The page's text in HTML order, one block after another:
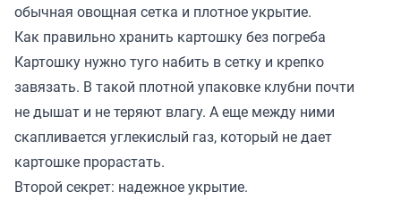
обычная овощная сетка и плотное укрытие.
Как правильно хранить картошку без погреба
Картошку нужно туго набить в сетку и крепко
завязать. В такой плотной упаковке клубни почти
не дышат и не теряют влагу. А еще между ними
скапливается углекислый газ, который не дает
картошке прорастать.
Второй секрет: надежное укрытие.